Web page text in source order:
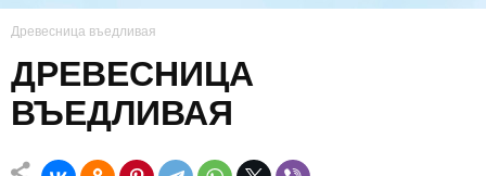
Древесница въедливая
ДРЕВЕСНИЦА
ВЪЕДЛИВАЯ